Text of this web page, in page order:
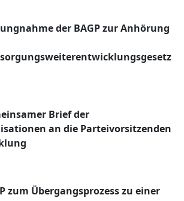
der BAGPzur Anhörung
Brief der
an die Parteivorsitzenden
zum Übergangsprozess zu einer